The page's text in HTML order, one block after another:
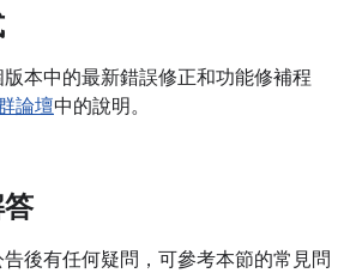
本中的最新錯誤修正和功能修補程
論壇中的說明。
後有任何疑問，可參考本節的常見問